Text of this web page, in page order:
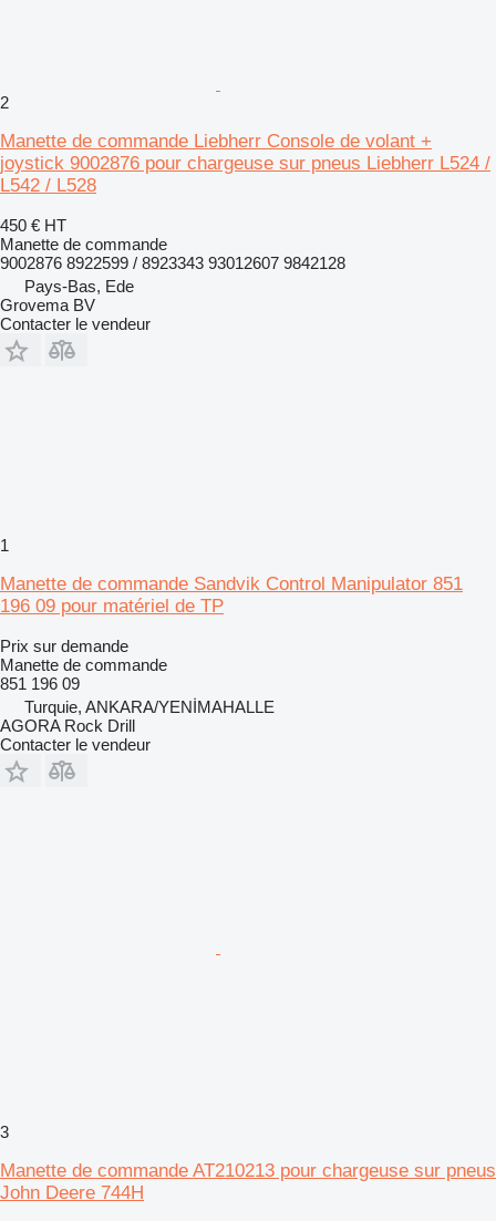
2
Manette de commande Liebherr Console de volant +
joystick 9002876 pour chargeuse sur pneus Liebherr L524 /
L542 / L528
450 € HT
Manette de commande
9002876 8922599 / 8923343 93012607 9842128
Pays-Bas, Ede
Grovema BV
Contacter le vendeur
1
Manette de commande Sandvik Control Manipulator 851
196 09 pour matériel de TP
Prix sur demande
Manette de commande
851 196 09
Turquie, ANKARA/YENİMAHALLE
AGORA Rock Drill
Contacter le vendeur
3
Manette de commande AT210213 pour chargeuse sur pneus
John Deere 744H